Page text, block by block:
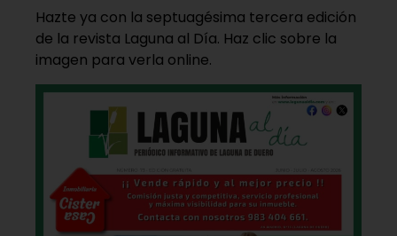
Hazte ya con la septuagésima tercera edición
de la revista Laguna al Día. Haz clic sobre la
imagen para verla online.